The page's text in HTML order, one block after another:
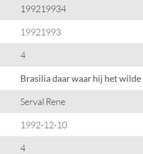
199219934
19921993
4
Brasilia daar waar hij het wilde
Serval Rene
1992-12-10
4